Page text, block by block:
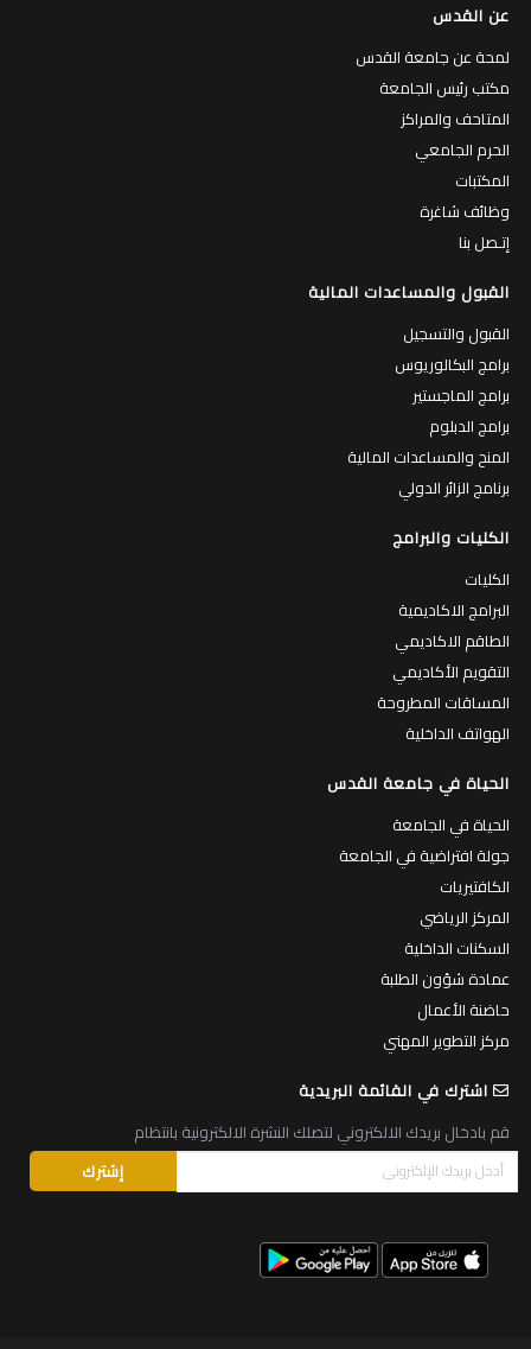
عن القدس
لمحة عن جامعة القدس
مكتب رئيس الجامعة
المتاحف والمراكز
الحرم الجامعي
المكتبات
وظائف شاغرة
إتـصل بنا
القبول والمساعدات المالية
القبول والتسجيل
برامج البكالوريوس
برامج الماجستير
برامج الدبلوم
المنح والمساعدات المالية
برنامج الزائر الدولي
الكليات والبرامج
الكليات
البرامج الاكاديمية
الطاقم الاكاديمي
التقويم الأكاديمي
المساقات المطروحة
الهواتف الداخلية
الحياة في جامعة القدس
الحياة في الجامعة
جولة افتراضية في الجامعة
الكافتيريات
المركز الرياضي
السكنات الداخلية
عمادة شؤون الطلبة
حاضنة الأعمال
مركز التطوير المهني
اشترك في القائمة البريدية
قم بادخال بريدك الالكتروني لتصلك النشرة الالكترونية بانتظام